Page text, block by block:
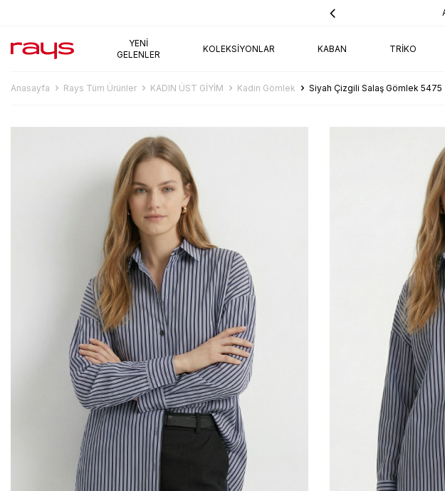
YENI
GELENLER
KOLEKSIYONLAR KABAN TRIKO
Anasayfa Rays Tüm Ürünler KADIN ÜST GİYİM Kadın Gömlek Siyah Çizgili Salaş Gömlek 5475